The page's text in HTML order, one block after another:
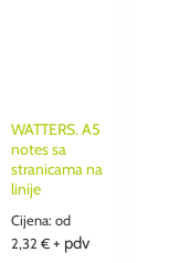
WATTERS. A5
notes sa
stranicama na
linije
Cijena: od
2,32 € + pdv